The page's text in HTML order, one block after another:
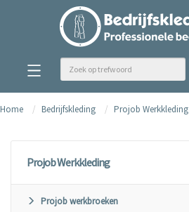
Home Bedrijfskleding Projob Werkkleding
Projob Werkkleding
Projob werkbroeken